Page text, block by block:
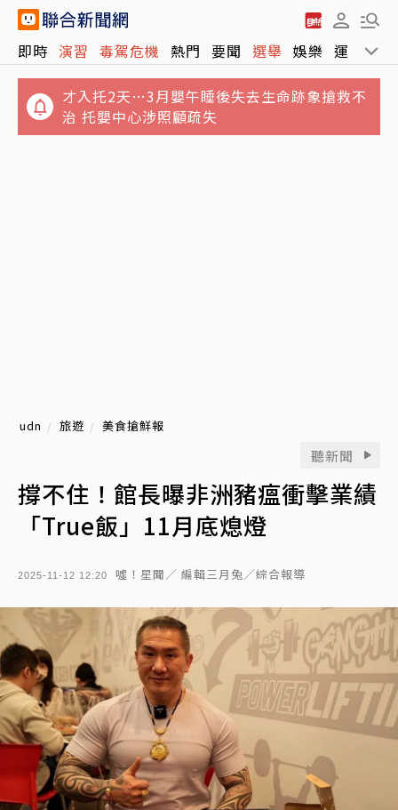
即時 演習 毒駕危機 熱門 要聞 選舉 娛樂 運動 全
才入托2天…3月嬰午睡後失去生命跡象搶救不
治 托嬰中心涉照顧疏失
udn 旅遊 美食搶鮮報
聽新聞
撐不住！館長曝非洲豬瘟衝擊業績
「True飯」11月底熄燈
2025-11-12 12:20 噓！星聞／ 編輯三月兔／綜合報導